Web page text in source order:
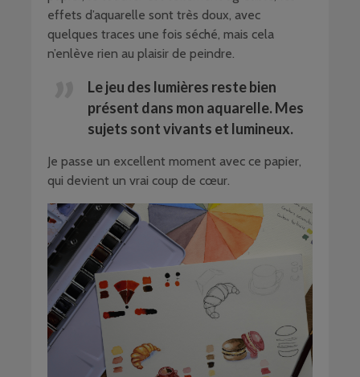
effets d’aquarelle sont très doux, avec
quelques traces une fois séché, mais cela
n’enlève rien au plaisir de peindre.
Le jeu des lumières reste bien
présent dans mon aquarelle. Mes
sujets sont vivants et lumineux.
Je passe un excellent moment avec ce papier,
qui devient un vrai coup de cœur.